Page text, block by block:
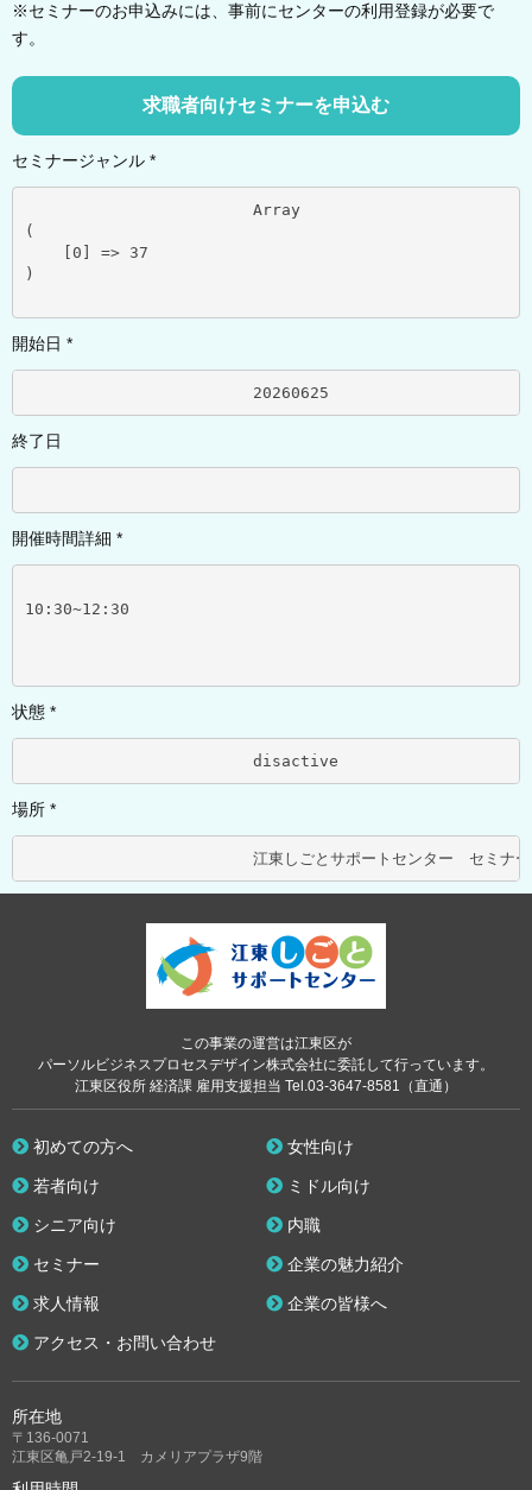
※セミナーのお申込みには、事前にセンターの利用登録が必要で
す。
求職者向けセミナーを申込む
セミナージャンル *
(
    [0] => 37
)
開始日 *
終了日
開催時間詳細 *
10:30~12:30
状態 *
場所 *
この事業の運営は江東区が
パーソルビジネスプロセスデザイン株式会社に委託して行っています。
江東区役所 経済課 雇用支援担当 Tel.03-3647-8581（直通）
所在地
〒136-0071
江東区亀戸2-19-1 カメリアプラザ9階
初めての方へ 女性向け
若者向け ミドル向け
シニア向け 内職
セミナー 企業の魅力紹介
求人情報 企業の皆様へ
アクセス・お問い合わせ